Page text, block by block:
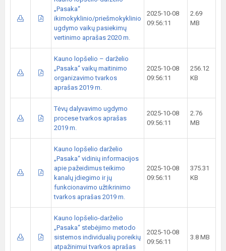
„Pasaka“
ikimokyklinio/priešmokyklinio
ugdymo vaikų pasiekimų
vertinimo aprašas 2020 m.
2025-10-08
09:56:11
2.69
MB
Kauno lopšelio – darželio
„Pasaka“ vaikų maitinimo
organizavimo tvarkos
aprašas 2019 m.
2025-10-08
09:56:11
256.12
KB
Tėvų dalyvavimo ugdymo
procese tvarkos aprašas
2019 m.
2025-10-08
09:56:11
2.76
MB
Kauno lopšelio darželio
„Pasaka“ vidinių informacijos
apie pažeidimus teikimo
kanalų įdiegimo ir jų
funkcionavimo užtikrinimo
tvarkos aprašas 2019 m.
2025-10-08
09:56:11
375.31
KB
Kauno lopšelio-darželio
„Pasaka“ stebėjimo metodo
sistemos individualių poreikių
atpažinimui tvarkos aprašas
2025-10-08
09:56:11
3.8 MB